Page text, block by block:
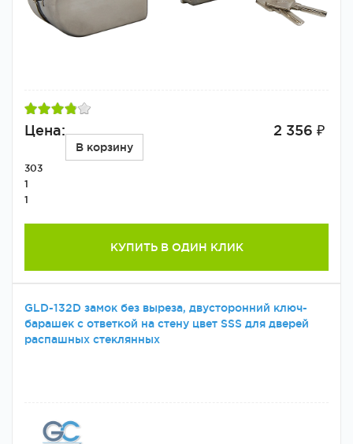
Цена: 2 356 ₽
В корзину
303
1
1
КУПИТЬ В ОДИН КЛИК
GLD-132D замок без выреза, двусторонний ключ-
барашек с ответкой на стену цвет SSS для дверей
распашных стеклянных